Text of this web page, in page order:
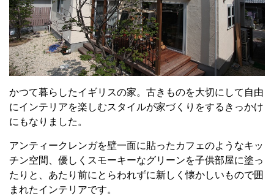
かつて暮らしたイギリスの家。古きものを大切にして自由
にインテリアを楽しむスタイルが家づくりをするきっかけ
にもなりました。
アンティークレンガを壁一面に貼ったカフェのようなキッ
チン空間、優しくスモーキーなグリーンを子供部屋に塗っ
たりと、あたり前にとらわれずに新しく懐かしいもので囲
まれたインテリアです。